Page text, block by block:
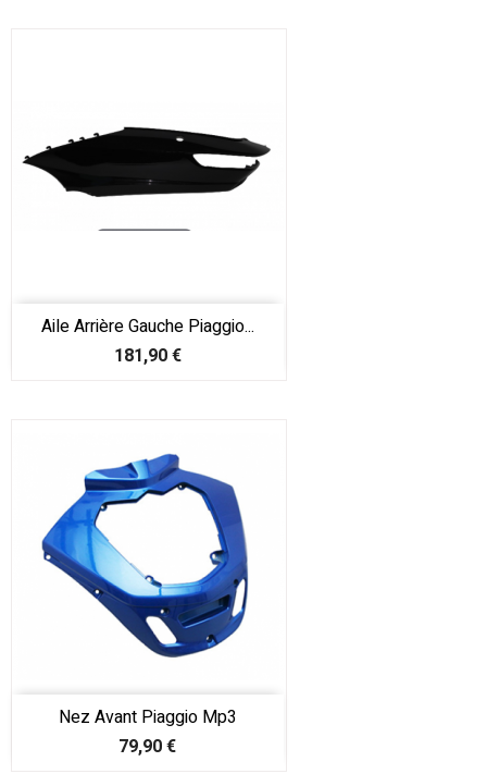
Aile Arrière Gauche Piaggio...
Prix
181,90 €
Nez Avant Piaggio Mp3
Prix
79,90 €